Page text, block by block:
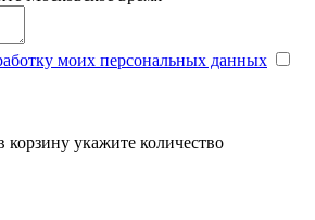
моих персональных данных
корзину укажите количество